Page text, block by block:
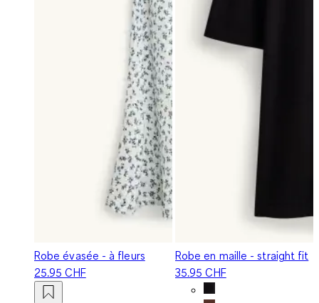
Robe évasée - à fleurs
25.95 CHF
Robe en maille - straight fit
35.95 CHF